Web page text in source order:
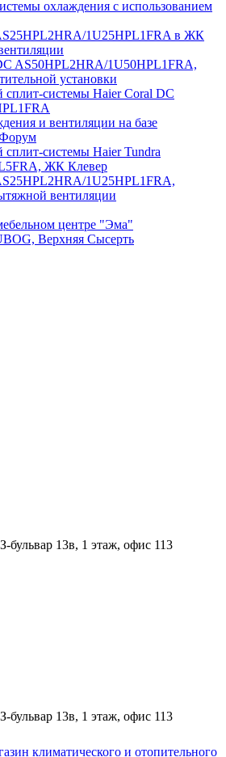
охлаждения с использованием
1U25HPL1FRA в ЖК
AS50HPL2HRA/1U50HPL1FRA,
установки
сплит-системы Haier Coral DC
и вентиляции на базе
сплит-системы Haier Tundra
ЖК Клевер
1U25HPL1FRA,
вентиляции
центре "Эма"
Верхняя Сысерть
бульвар 13в, 1 этаж, офис 113
бульвар 13в, 1 этаж, офис 113